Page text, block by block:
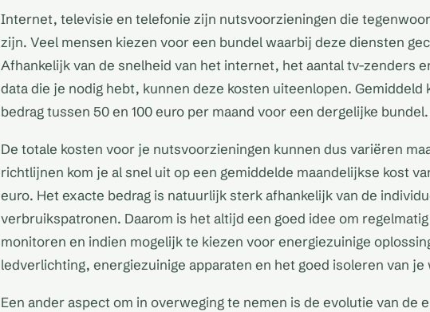
Internet, televisie en telefonie zijn nutsvoorzieningen die
zijn. Veel mensen kiezen voor een bundel waarbij deze diensten
Afhankelijk van de snelheid van het internet, het aantal tv-zenders
data die je nodig hebt, kunnen deze kosten uiteenlopen. Gemiddeld
bedrag tussen 50 en 100 euro per maand voor een dergelijke bundel.
De totale kosten voor je nutsvoorzieningen kunnen dus variëren
richtlijnen kom je al snel uit op een gemiddelde maandelijkse kost
euro. Het exacte bedrag is natuurlijk sterk afhankelijk van de
verbruikspatronen. Daarom is het altijd een goed idee om
monitoren en indien mogelijk te kiezen voor energiezuinige
ledverlichting, energiezuinige apparaten en het goed isoleren van je
Een ander aspect om in overweging te nemen is de evolutie van de